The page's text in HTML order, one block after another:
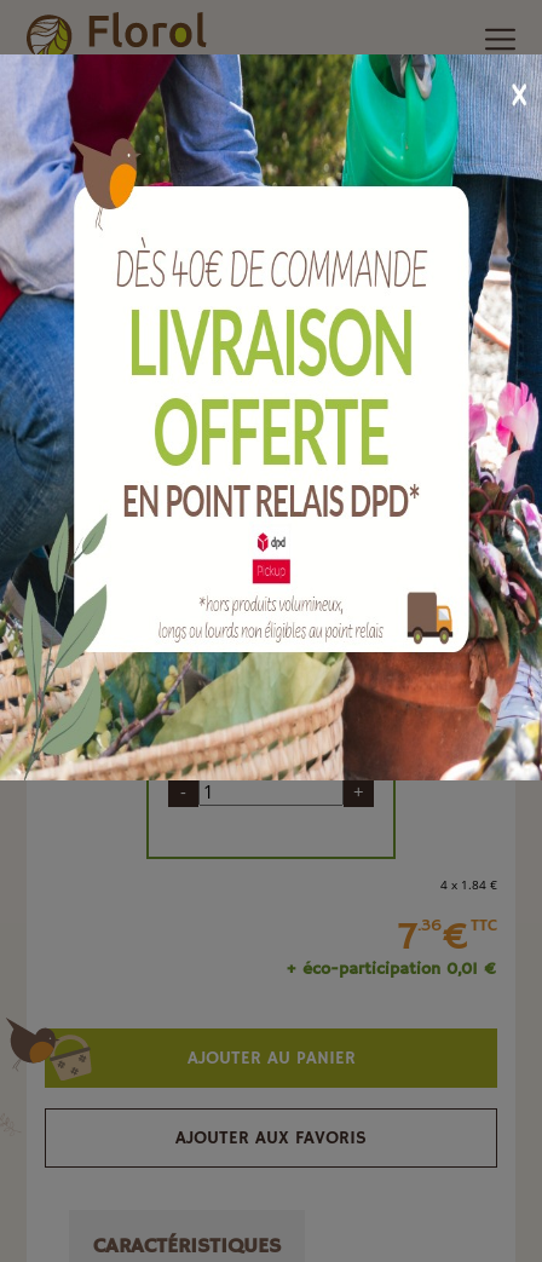
Accueil Nos produits /Matériel d'élevage et oiseaux du
dehors
Accessoires d'élevage/ Pelle à grains aluminium 0,240
kg lg 250 mm.
Pelle à grains aluminium 0,240 kg lg 250
mm.
Ref : JPPGA
EAN :
Pelle à grains en alu, capacité de 0,240 kg et largeur
de 250 mm.
Quantité :
Unité
- +
4 x 1 .84€
7.36€TTC
+ éco-participation 0,01 €
AJOUTER AU PANIER
AJOUTER AUX FAVORIS
CARACTÉRISTIQUES